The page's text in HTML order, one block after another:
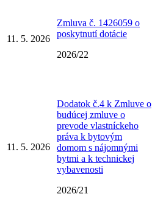
11. 5. 2026
Zmluva č. 1426059 o
poskytnutí dotácie
2026/22
11. 5. 2026
Dodatok č.4 k Zmluve o
budúcej zmluve o
prevode vlastníckeho
práva k bytovým
domom s nájomnými
bytmi a k technickej
vybavenosti
2026/21